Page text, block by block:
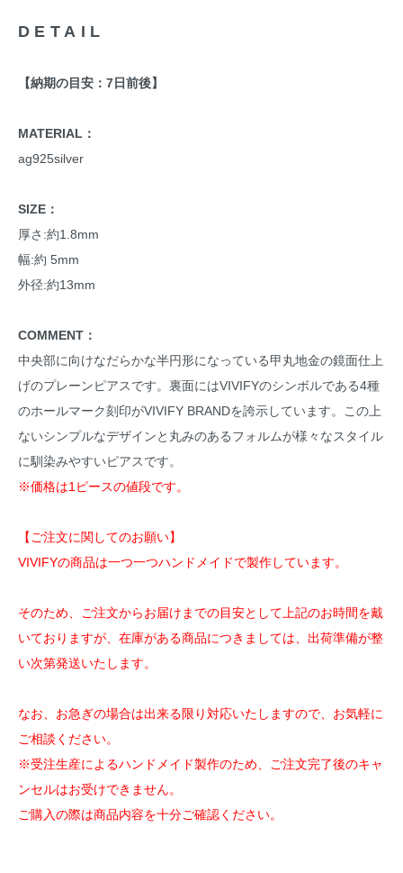
DETAIL
【納期の目安：7日前後】
MATERIAL：
ag925silver
SIZE：
厚さ:約1.8mm
幅:約 5mm
外径:約13mm
COMMENT：
中央部に向けなだらかな半円形になっている甲丸地金の鏡面仕上
げのプレーンピアスです。裏面にはVIVIFYのシンボルである4種
のホールマーク刻印がVIVIFY BRANDを誇示しています。この上
ないシンプルなデザインと丸みのあるフォルムが様々なスタイル
に馴染みやすいピアスです。
※価格は1ピースの値段です。
【ご注文に関してのお願い】
VIVIFYの商品は一つ一つハンドメイドで製作しています。
そのため、ご注文からお届けまでの目安として上記のお時間を戴
いておりますが、在庫がある商品につきましては、出荷準備が整
い次第発送いたします。
なお、お急ぎの場合は出来る限り対応いたしますので、お気軽に
ご相談ください。
※受注生産によるハンドメイド製作のため、ご注文完了後のキャ
ンセルはお受けできません。
ご購入の際は商品内容を十分ご確認ください。